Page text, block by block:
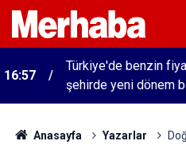
16:57
Türkiye'de benzin
şehirde yeni dönem
Anasayfa Yazarlar